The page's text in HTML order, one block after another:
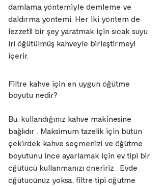
damlama yöntemiyle demleme ve
daldırma yöntemi. Her iki yöntem de
lezzetli bir şey yaratmak için sıcak suyu
iri öğütülmüş kahveyle birleştirmeyi
içerir.
Filtre kahve için en uygun öğütme
boyutu nedir?
Bu, kullandığınız kahve makinesine
bağlıdır . Maksimum tazelik için bütün
çekirdek kahve seçmenizi ve öğütme
boyutunu ince ayarlamak için ev tipi bir
öğütücü kullanmanızı öneririz . Evde
öğütücünüz yoksa, filtre tipi öğütme